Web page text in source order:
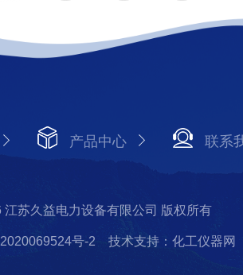
产品中心 联系
苏久益电力设备有限公司 版权所有
号-2
技术支持：化工仪器网